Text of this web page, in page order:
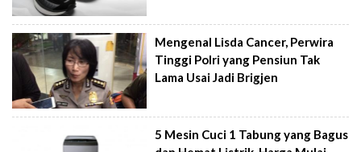
Mengenal Lisda Cancer, Perwira
Tinggi Polri yang Pensiun Tak
Lama Usai Jadi Brigjen
5 Mesin Cuci 1 Tabung yang Bagus